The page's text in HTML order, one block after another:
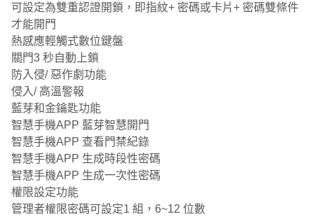
可設定為雙重認證開鎖，即指紋+ 密碼或卡片+ 密碼雙條件
才能開門
熱感應輕觸式數位鍵盤
關門3 秒自動上鎖
防入侵/ 惡作劇功能
侵入/ 高溫警報
藍芽和金鑰匙功能
智慧手機APP 藍芽智慧開門
智慧手機APP 查看門禁紀錄
智慧手機APP 生成時段性密碼
智慧手機APP 生成一次性密碼
權限設定功能
管理者權限密碼可設定1 組，6~12 位數